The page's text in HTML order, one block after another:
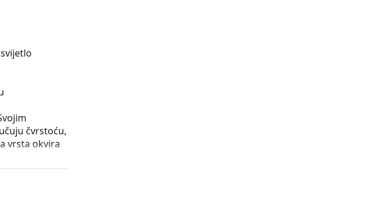
čvrstoću,
vrsta okvira
udobnije